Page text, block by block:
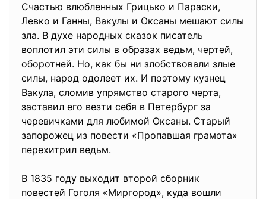
Счастью влюбленных Грицько и Параски,
Левко и Ганны, Вакулы и Оксаны мешают силы
зла. В духе народных сказок писатель
воплотил эти силы в образах ведьм, чертей,
оборотней. Но, как бы ни злобствовали злые
силы, народ одолеет их. И поэтому кузнец
Вакула, сломив упрямство старого черта,
заставил его везти себя в Петербург за
черевичками для любимой Оксаны. Старый
запорожец из повести «Пропавшая грамота»
перехитрил ведьм.
В 1835 году выходит второй сборник
повестей Гоголя «Миргород», куда вошли